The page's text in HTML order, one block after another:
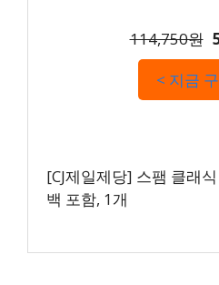
114,750원
< 지금
[CJ제일제당] 스팸 클래
백 포함, 1개